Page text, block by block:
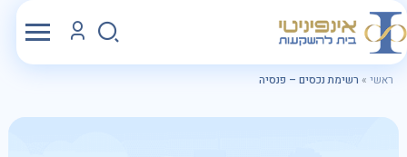
ראשי » רשימת נכסים – פנסיה